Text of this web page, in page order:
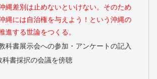
縄差別は止めないといけない。そのため
縄には自治権を与えよう！という沖縄の
進する世論をつくる。
教科書展示会への参加・アンケートの記入
科書採択の会議を傍聴